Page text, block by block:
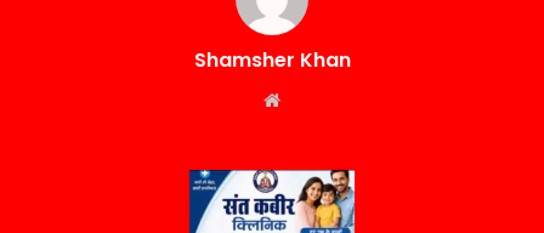
Shamsher Khan